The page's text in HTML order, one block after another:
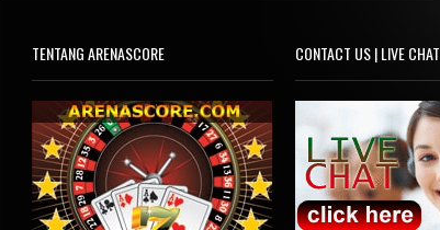
TENTANG ARENASCORE CONTACT US | LIVE CHAT